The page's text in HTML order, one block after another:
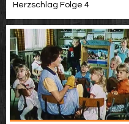
Herzschlag Folge 4